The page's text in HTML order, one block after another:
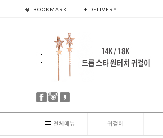
BOOKMARK + DELIVERY
전체메뉴 귀걸이